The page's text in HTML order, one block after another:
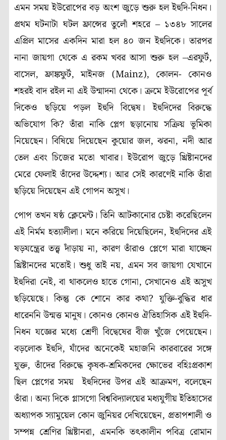
এমন সময় ইউরোপের বড় অংশ জুড়ে শুরু হল ইহুদি-নিধন।
প্রথম ঘটনাটা ঘটল ফ্রান্সের তুলোঁ শহরে – ১৩৪৮ সালের
এপ্রিল মাসের একদিন মারা হল ৪০ জন ইহুদিকে। তারপর
নানা জায়গা থেকে এ রকম খবর আসা শুরু হল –এরফুর্ট,
বাসেল, ফ্রাঙ্কফুর্ট, মাইনজ (Mainz), কোলন- কোনও
শহরই বাদ রইল না এই উন্মাদনা থেকে। ক্রমে ইউরোপের পূর্ব
দিকেও ছড়িয়ে পড়ল ইহুদি বিদ্বেষ। ইহুদিদের বিরুদ্ধে
অভিযোগ কি? তাঁরা নাকি প্লেগ ছড়ানোয় সক্রিয় ভূমিকা
নিয়েছেন। বিষিয়ে দিয়েছেন কুয়োর জল, ঝরনা, নদী আর
তেল এবং চিজের মতো খাবার। ইউরোপ জুড়ে খ্রিষ্টানদের
মেরে ফেলাই তাঁদের উদ্দেশ্য। আর সেই কারণেই নাকি তাঁরা
ছড়িয়ে দিয়েছেন এই গোপন অসুখ।
পোপ তখন ষষ্ঠ ক্লেমেন্ট। তিনি আটকানোর চেষ্টা করেছিলেন
এই নির্মম হত্যালীলা। মনে করিয়ে দিয়েছিলেন, ইহুদিদের এই
ষড়যন্ত্রের তত্ত্ব দাঁড়ায় না, কারণ তাঁরাও প্লেগে মারা যাচ্ছেন
খ্রিষ্টানদের মতোই। শুধু তাই নয়, এমন সব জায়গা যেখানে
ইহুদিরা নেই, বা থাকলেও হাতে গোনা, সেখানেও এই অসুখ
ছড়িয়েছে। কিন্তু কে শোনে কার কথা? যুক্তি-বুদ্ধির ধার
ধারেননি উন্মত্ত মানুষ। কোনও কোনও ঐতিহাসিক এই ইহুদি-
নিধন যজ্ঞের মধ্যে শ্রেণী বিদ্বেষের বীজ খুঁজে পেয়েছেন।
বড়লোক ইহুদি, যাঁদের অনেকেই মহাজনি কারবারের সঙ্গে
যুক্ত, তাঁদের বিরুদ্ধে কৃষক-শ্রমিকদের ক্ষোভের বহিঃপ্রকাশ
ছিল প্লেগের সময় ইহুদিদের উপর এই আক্রমণ, বলেছেন
তাঁরা। অন্য দিকে গ্লাসগো বিশ্ববিদ্যালয়ের মধ্যযুগীয় ইতিহাসের
অধ্যাপক স্যামুয়েল কোন জুনিয়র দেখিয়েছেন, প্রতাপশালী ও
সম্পন্ন শ্রেণির খ্রিষ্টানরা, এমনকি তৎকালীন পবিত্র রোমান